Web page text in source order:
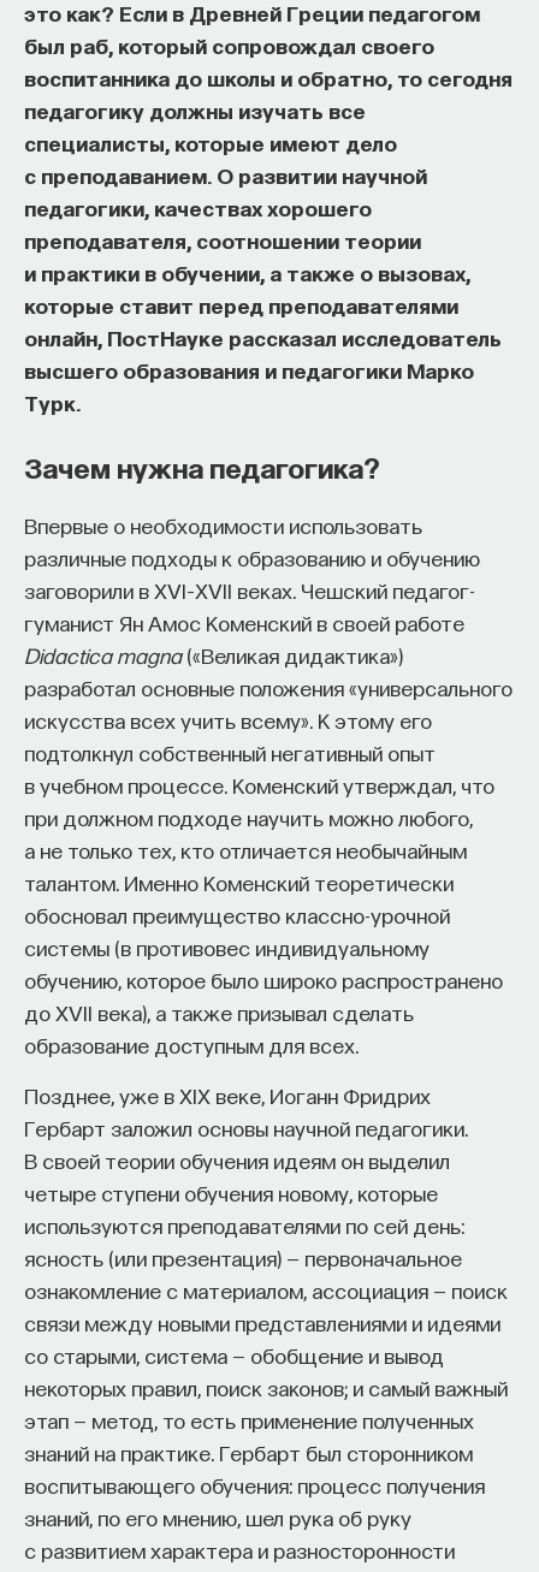
это как? Если в Древней Греции педагогом
был раб, который сопровождал своего
воспитанника до школы и обратно, то сегодня
педагогику должны изучать все
специалисты, которые имеют дело
с преподаванием. О развитии научной
педагогики, качествах хорошего
преподавателя, соотношении теории
и практики в обучении, а также о вызовах,
которые ставит перед преподавателями
онлайн, ПостНауке рассказал исследователь
высшего образования и педагогики Марко
Турк.
Зачем нужна педагогика?
Впервые о необходимости использовать
различные подходы к образованию и обучению
заговорили в XVI–XVII веках. Чешский педагог-
гуманист Ян Амос Коменский в своей работе
Didactica magna(«Великая дидактика»)
разработал основные положения «универсального
искусства всех учить всему». К этому его
подтолкнул собственный негативный опыт
в учебном процессе. Коменский утверждал, что
при должном подходе научить можно любого,
а не только тех, кто отличается необычайным
талантом. Именно Коменский теоретически
обосновал преимущество классно-урочной
системы (в противовес индивидуальному
обучению, которое было широко распространено
до XVII века), а также призывал сделать
образование доступным для всех.
Позднее, уже в XIX веке, Иоганн Фридрих
Гербарт заложил основы научной педагогики.
В своей теории обучения идеям он выделил
четыре ступени обучения новому, которые
используются преподавателями по сей день:
ясность (или презентация) — первоначальное
ознакомление с материалом, ассоциация — поиск
связи между новыми представлениями и идеями
со старыми, система — обобщение и вывод
некоторых правил, поиск законов; и самый важный
этап — метод, то есть применение полученных
знаний на практике. Гербарт был сторонником
воспитывающего обучения: процесс получения
знаний, по его мнению, шел рука об руку
с развитием характера и разносторонности
собственное будущее, почему результаты
образования раскрываются на длинной дистанции,
и что на самом деле должен уметь студент,
выходящий в сложный и быстро меняющийся мир.
А еще — почему ИИ не стоит просто запрещать,
как использовать его для диалога, и зачем
университету учить не только знаниям, но и самой
практике мышления и коммуникации.
Основатель ПостНауки Ивар Максутов запускает
проект Naukka Talents.
STEM-специалистов (Science, Technology,
Engineering, Mathematics) в самые амбициозные
Deep-Tech и Biotech проекты по всему миру. Если
вы занимаетесь биоинформатикой, молекулярной
биологией, ИИ или другими наукоемкими
дисциплинами, проект поможет вам найти место
в командах, меняющих индустрию.
Как стать участником:
Заполнить анкету кандидата
Посмотреть текущие вакансии
Образование работает дольше,
чем кажется
«Тема кажется простой: мы определяем цели,
движемся к ним — и дальше все должно
работать. Но в реальности с целеполаганием все
намного сложнее. Проблема не только
во временном разрыве, когда результат должен
проявиться через несколько лет. Ключевой
эффект образования не раскрывается в тот
момент, когда выпускник выходит на работу, —
тогда все только начинается. Дальше человек
адаптируется и еще много лет пользуется тем,
что получил в университете. Если задуматься, как
долго он опирается на свое первое образование,
речь идет не о нескольких годах,
а о десятилетиях».
У университета четыре цели
«Мы выделили четыре идеологии образования.
Первая — развитие и трансляция
дисциплинарного знания, где в центре находится
само знание, а не человек и не рынок труда.